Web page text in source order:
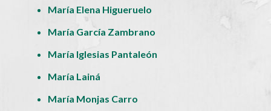
María Elena Higueruelo
María García Zambrano
María Iglesias Pantaleón
María Lainá
María Monjas Carro